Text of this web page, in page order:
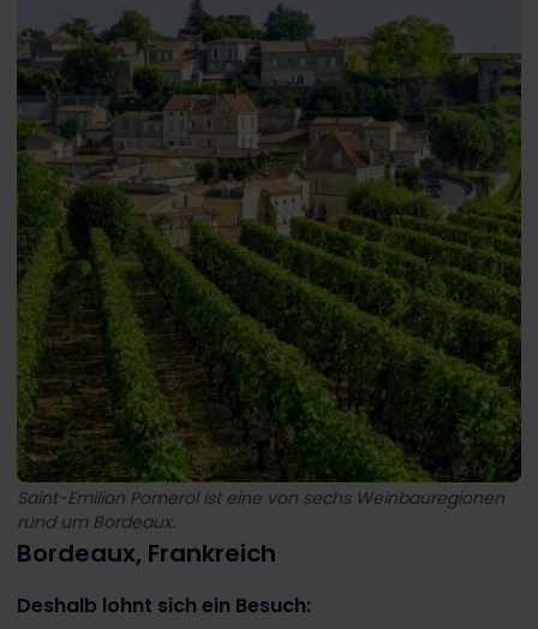
Saint-Emilion Pomerol ist eine von sechs Weinbauregionen
rund um Bordeaux.
Bordeaux, Frankreich
Deshalb lohnt sich ein Besuch: